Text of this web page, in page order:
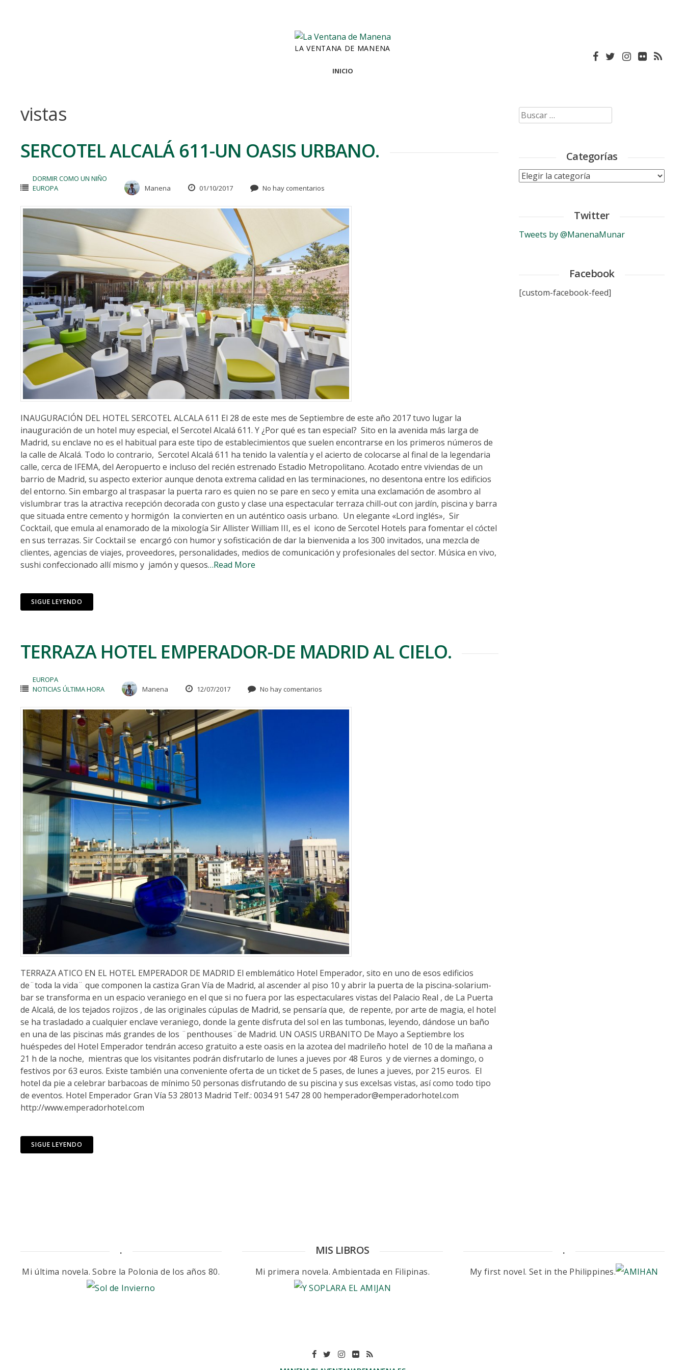
LA VENTANA DE MANENA
INICIO
vistas
SERCOTEL ALCALÁ 611-UN OASIS URBANO.
DORMIR COMO UN NIÑO
EUROPA
Manena 01/10/2017 No hay comentarios
INAUGURACIÓN DEL HOTEL SERCOTEL ALCALA 611 El 28 de este mes de Septiembre de este año 2017 tuvo lugar la
inauguración de un hotel muy especial, el Sercotel Alcalá 611. Y ¿Por qué es tan especial? Sito en la avenida más larga de
Madrid, su enclave no es el habitual para este tipo de establecimientos que suelen encontrarse en los primeros números de
la calle de Alcalá. Todo lo contrario, Sercotel Alcalá 611 ha tenido la valentía y el acierto de colocarse al final de la legendaria
calle, cerca de IFEMA, del Aeropuerto e incluso del recién estrenado Estadio Metropolitano. Acotado entre viviendas de un
barrio de Madrid, su aspecto exterior aunque denota extrema calidad en las terminaciones, no desentona entre los edificios
del entorno. Sin embargo al traspasar la puerta raro es quien no se pare en seco y emita una exclamación de asombro al
vislumbrar tras la atractiva recepción decorada con gusto y clase una espectacular terraza chill-out con jardín, piscina y barra
que situada entre cemento y hormigón la convierten en un auténtico oasis urbano. Un elegante «Lord inglés», Sir
Cocktail, que emula al enamorado de la mixología Sir Allister William III, es el icono de Sercotel Hotels para fomentar el cóctel
en sus terrazas. Sir Cocktail se encargó con humor y sofisticación de dar la bienvenida a los 300 invitados, una mezcla de
clientes, agencias de viajes, proveedores, personalidades, medios de comunicación y profesionales del sector. Música en vivo,
sushi confeccionado allí mismo y jamón y quesos…Read More
SIGUE LEYENDO
TERRAZA HOTEL EMPERADOR-DE MADRID AL CIELO.
EUROPA
NOTICIAS ÚLTIMA HORA
Manena 12/07/2017 No hay comentarios
TERRAZA ATICO EN EL HOTEL EMPERADOR DE MADRID El emblemático Hotel Emperador, sito en uno de esos edificios
de¨toda la vida¨ que componen la castiza Gran Vía de Madrid, al ascender al piso 10 y abrir la puerta de la piscina-solarium-
bar se transforma en un espacio veraniego en el que si no fuera por las espectaculares vistas del Palacio Real , de La Puerta
de Alcalá, de los tejados rojizos , de las originales cúpulas de Madrid, se pensaría que, de repente, por arte de magia, el hotel
se ha trasladado a cualquier enclave veraniego, donde la gente disfruta del sol en las tumbonas, leyendo, dándose un baño
en una de las piscinas más grandes de los ¨penthouses¨de Madrid. UN OASIS URBANITO De Mayo a Septiembre los
huéspedes del Hotel Emperador tendrán acceso gratuito a este oasis en la azotea del madrileño hotel de 10 de la mañana a
21 h de la noche, mientras que los visitantes podrán disfrutarlo de lunes a jueves por 48 Euros y de viernes a domingo, o
festivos por 63 euros. Existe también una conveniente oferta de un ticket de 5 pases, de lunes a jueves, por 215 euros. El
hotel da pie a celebrar barbacoas de mínimo 50 personas disfrutando de su piscina y sus excelsas vistas, así como todo tipo
de eventos. Hotel Emperador Gran Vía 53 28013 Madrid Telf.: 0034 91 547 28 00 hemperador@emperadorhotel.com
http://www.emperadorhotel.com
SIGUE LEYENDO
Buscar:
Categorías
Categorías
Twitter
Tweets by @ManenaMunar
Facebook
[custom-facebook-feed]
.
Mi última novela. Sobre la Polonia de los años 80.
MIS LIBROS
Mi primera novela. Ambientada en Filipinas.
.
My first novel. Set in the Philippines.